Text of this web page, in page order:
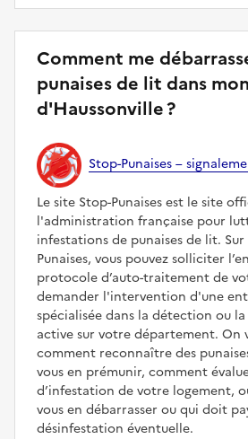
Comment me
punaises de lit dans
d'Haussonville ?
Stop-Punaises –
Le site Stop-Punaises est le site
l'administration française pour
infestations de punaises de lit.
Punaises, vous pouvez solliciter
protocole d’auto-traitement de
demander l'intervention d'une
spécialisée dans la détection ou
active sur votre département. On
comment reconnaître des
vous en prémunir, comment
d’infestation de votre logement,
vous en débarrasser ou qui doit
désinfestation éventuelle.